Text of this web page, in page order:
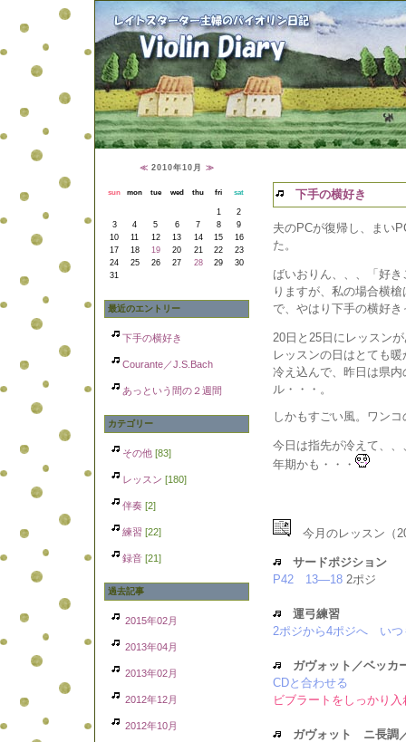
≪ 2010年10月 ≫
sun mon tue wed thu fri sat
1
2
3
4 5 6 7 8
9
10
11 12 13 14 15
16
17
18 19 20 21 22
23
24
25 26 27 28 29
30
31
最近のエントリー
下手の横好き
Courante／J.S.Bach
あっという間の２週間
カテゴリー
その他 [83]
レッスン [180]
伴奏 [2]
練習 [22]
録音 [21]
過去記事
2015年02月
2013年04月
2013年02月
2012年12月
2012年10月
下手の横好き
夫のPCが復帰し、まい
た。
ばいおりん、、、「好
りますが、私の場合横
で、やはり下手の横好
20日と25日にレッスン
レッスンの日はとても
冷え込んで、昨日は県
ル・・・。
しかもすごい風。ワン
今日は指先が冷えて、
年期かも・・・
今月のレッスン（
サードポジション
P42 13―18 2ポジ
運弓練習
2ポジから4ポジへ い
ガヴォット／ベッカ
CDと合わせる
ビブラートをしっかり入
ガヴォット ニ長調